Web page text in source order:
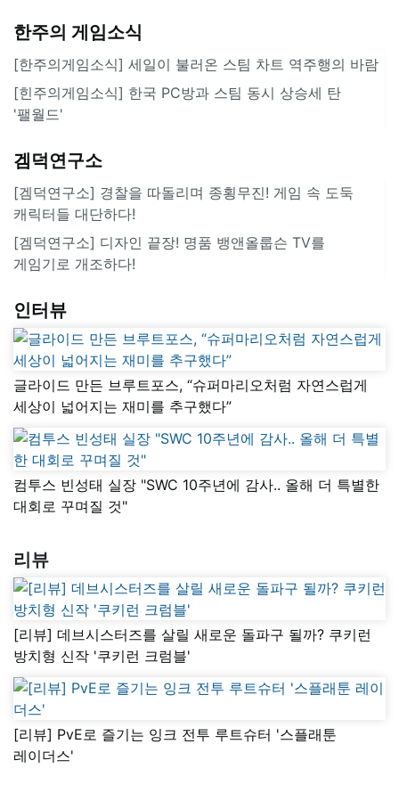
한주의 게임소식
[한주의게임소식] 세일이 불러온 스팀 차트 역주행의 바람
[힌주의게임소식] 한국 PC방과 스팀 동시 상승세 탄
'팰월드'
겜덕연구소
[겜덕연구소] 경찰을 따돌리며 종횡무진! 게임 속 도둑
캐릭터들 대단하다!
[겜덕연구소] 디자인 끝장! 명품 뱅앤올룹슨 TV를
게임기로 개조하다!
인터뷰
글라이드 만든 브루트포스, “슈퍼마리오처럼 자연스럽게
세상이 넓어지는 재미를 추구했다”
컴투스 빈성태 실장 "SWC 10주년에 감사.. 올해 더 특별한
대회로 꾸며질 것"
리뷰
[리뷰] 데브시스터즈를 살릴 새로운 돌파구 될까? 쿠키런
방치형 신작 '쿠키런 크럼블'
[리뷰] PvE로 즐기는 잉크 전투 루트슈터 '스플래툰
레이더스'